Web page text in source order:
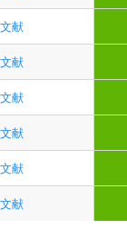
献
献
献
献
献
献